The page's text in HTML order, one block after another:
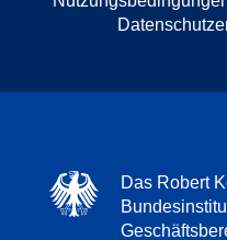
Das Robert